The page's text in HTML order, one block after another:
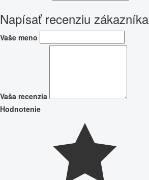
Napísať recenziu zákazníka
Vaše meno
Vaša recenzia
Hodnotenie